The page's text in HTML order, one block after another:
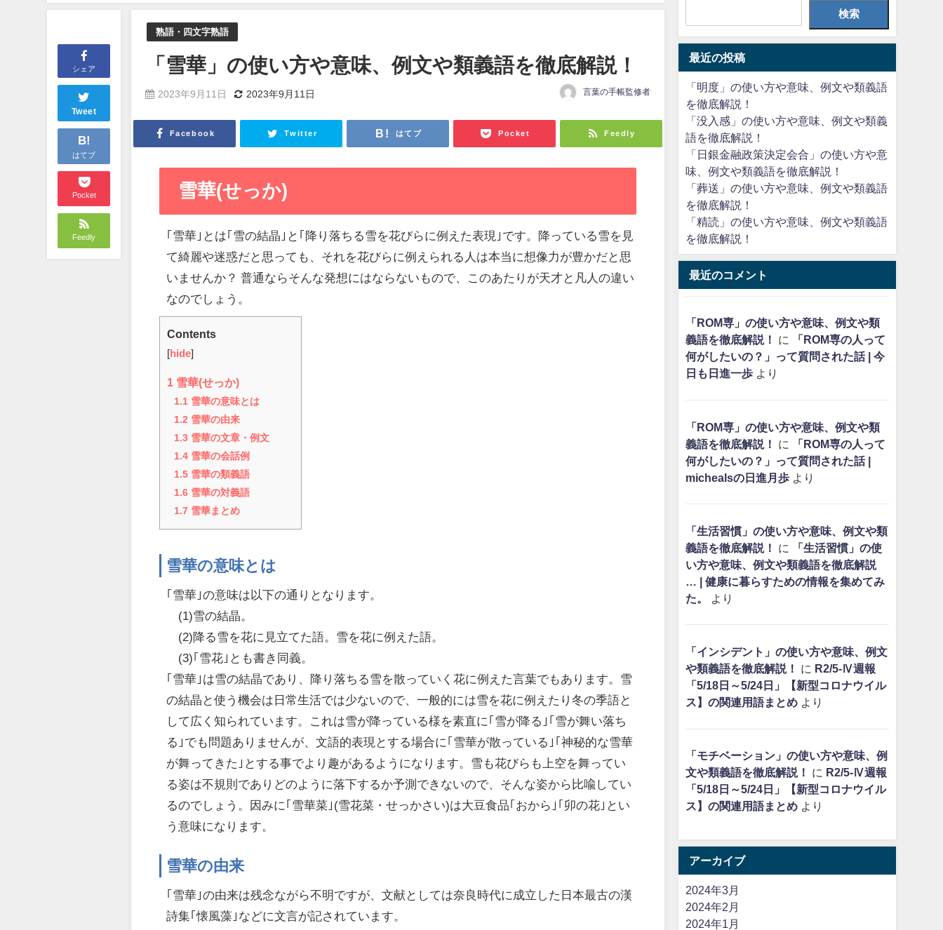
シェア
Tweet
B!
はてブ
Pocket
Feedly
熟語・四文字熟語
「雪華」の使い方や意味、例文や類義語を徹底解説！
2023年9月11日 2023年9月11日 言葉の手帳監修者
Facebook Twitter はてブ Pocket Feedly
雪華(せっか)
｢雪華｣とは｢雪の結晶｣と｢降り落ちる雪を花びらに例えた表現｣です。降っている雪を見
て綺麗や迷惑だと思っても、それを花びらに例えられる人は本当に想像力が豊かだと思
いませんか？ 普通ならそんな発想にはならないもので、このあたりが天才と凡人の違い
なのでしょう。
Contents
[ hide]
1 雪華(せっか)
1.1 雪華の意味とは
1.2 雪華の由来
1.3 雪華の文章・例文
1.4 雪華の会話例
1.5 雪華の類義語
1.6 雪華の対義語
1.7 雪華まとめ
雪華の意味とは
｢雪華｣の意味は以下の通りとなります。
(1)雪の結晶。
(2)降る雪を花に見立てた語。雪を花に例えた語。
(3)｢雪花｣とも書き同義。
｢雪華｣は雪の結晶であり、降り落ちる雪を散っていく花に例えた言葉でもあります。雪
の結晶と使う機会は日常生活では少ないので、一般的には雪を花に例えたり冬の季語と
して広く知られています。これは雪が降っている様を素直に｢雪が降る｣｢雪が舞い落ち
る｣でも問題ありませんが、文語的表現とする場合に｢雪華が散っている｣｢神秘的な雪華
が舞ってきた｣とする事でより趣があるようになります。雪も花びらも上空を舞ってい
る姿は不規則でありどのように落下するか予測できないので、そんな姿から比喩してい
るのでしょう。因みに｢雪華菜｣(雪花菜・せっかさい)は大豆食品｢おから｣｢卯の花｣とい
う意味になります。
雪華の由来
｢雪華｣の由来は残念ながら不明ですが、文献としては奈良時代に成立した日本最古の漢
詩集｢懐風藻｣などに文言が記されています。
検索
最近の投稿
「明度」の使い方や意味、例文や類義語
を徹底解説！
「没入感」の使い方や意味、例文や類義
語を徹底解説！
「日銀金融政策決定会合」の使い方や意
味、例文や類義語を徹底解説！
「葬送」の使い方や意味、例文や類義語
を徹底解説！
「精読」の使い方や意味、例文や類義語
を徹底解説！
最近のコメント
「ROM専」の使い方や意味、例文や類
義語を徹底解説！
に
「ROM専の人って
何がしたいの？」って質問された話 | 今
日も日進一歩より
「ROM専」の使い方や意味、例文や類
義語を徹底解説！
に
「ROM専の人って
何がしたいの？」って質問された話 |
michealsの日進月歩より
「生活習慣」の使い方や意味、例文や類
義語を徹底解説！
に
「生活習慣」の使
い方や意味、例文や類義語を徹底解説
… | 健康に暮らすための情報を集めてみ
た。
より
「インシデント」の使い方や意味、例文
や類義語を徹底解説！
に R2/5-Ⅳ週報
「5/18日～5/24日」【新型コロナウイル
ス】の関連用語まとめより
「モチベーション」の使い方や意味、例
文や類義語を徹底解説！
に R2/5-Ⅳ週報
「5/18日～5/24日」【新型コロナウイル
ス】の関連用語まとめより
アーカイブ
2024年3月
2024年2月
2024年1月